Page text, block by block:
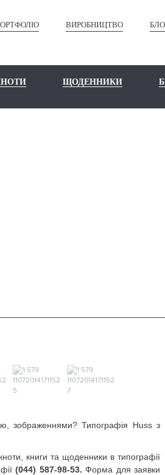
ВИРОБНИЦТВО
ЩОДЕННИКИ
зображеннями? Типографія Huss з
книги та щоденники в типографії
(044) 587-98-53. Форма для заявки